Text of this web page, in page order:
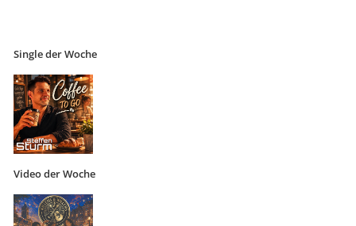
Single der Woche
Video der Woche